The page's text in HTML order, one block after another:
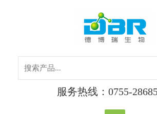
主
菜
单
服务热线：0755-